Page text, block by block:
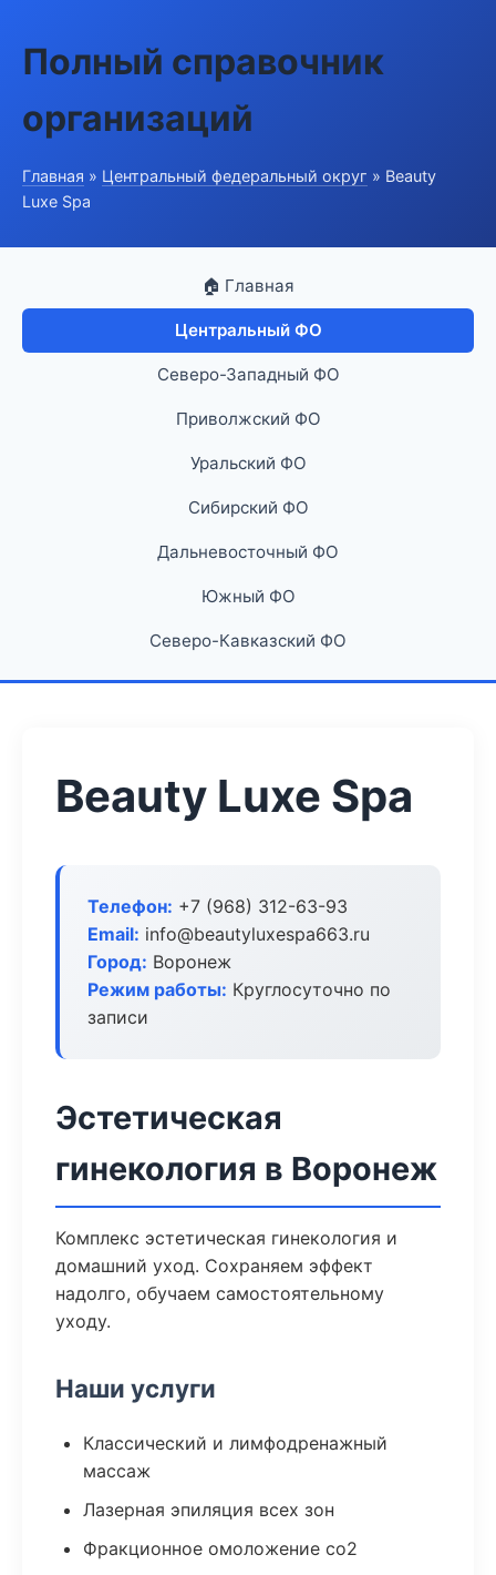
Полный справочник
организаций
Главная » Центральный федеральный округ » Beauty
Luxe Spa
🏠 Главная
Центральный ФО
Северо-Западный ФО
Приволжский ФО
Уральский ФО
Сибирский ФО
Дальневосточный ФО
Южный ФО
Северо-Кавказский ФО
Beauty Luxe Spa
Телефон: +7 (968) 312-63-93
Email: info@beautyluxespa663.ru
Город: Воронеж
Режим работы: Круглосуточно по
записи
Эстетическая
гинекология в Воронеж
Комплекс эстетическая гинекология и
домашний уход. Сохраняем эффект
надолго, обучаем самостоятельному
уходу.
Наши услуги
Классический и лимфодренажный
массаж
Лазерная эпиляция всех зон
Фракционное омоложение co2